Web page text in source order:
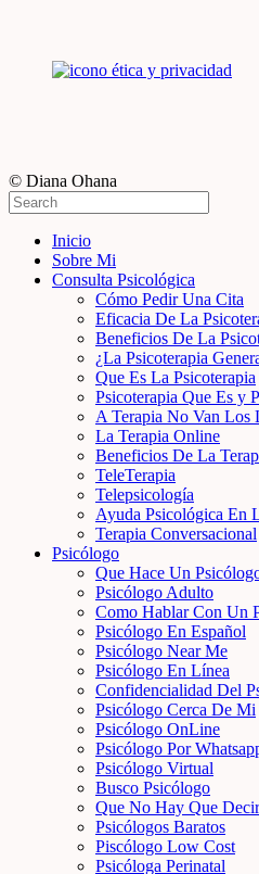
© Diana Ohana
Inicio
Sobre Mi
Consulta Psicológica
Cómo Pedir Una Cita
Eficacia De La
Beneficios De La
¿La Psicoterapia
Que Es La Psicoterapia
Psicoterapia Que Es y
A Terapia No Van Los
La Terapia Online
Beneficios De La
TeleTerapia
Telepsicología
Ayuda Psicológica En
Terapia Conversacional
Psicólogo
Que Hace Un
Psicólogo Adulto
Como Hablar Con Un
Psicólogo En Español
Psicólogo Near Me
Psicólogo En Línea
Confidencialidad Del
Psicólogo Cerca De Mi
Psicólogo OnLine
Psicólogo Por
Psicólogo Virtual
Busco Psicólogo
Que No Hay Que
Psicólogos Baratos
Piscólogo Low Cost
Psicóloga Perinatal